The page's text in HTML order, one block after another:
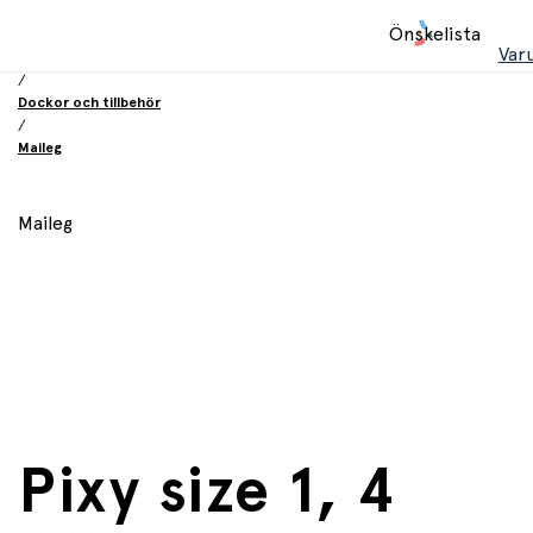
Önskelista
/
Dockor och tillbehör
/
Maileg
Maileg
Pixy size 1, 4